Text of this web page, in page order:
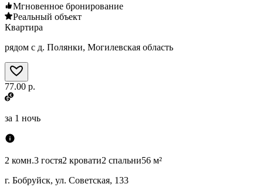
Мгновенное бронирование
Реальный объект
Квартира
рядом с д. Полянки, Могилевская область
77.00 р.
за 1 ночь
2 комн.3 гостя2 кровати2 спальни56 м²
г. Бобруйск, ул. Советская, 133